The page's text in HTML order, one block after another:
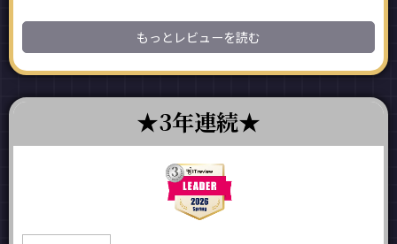
もっとレビューを読む
3年連続